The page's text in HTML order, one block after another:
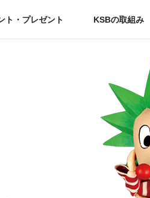
ト・プレゼント KSBの取組み